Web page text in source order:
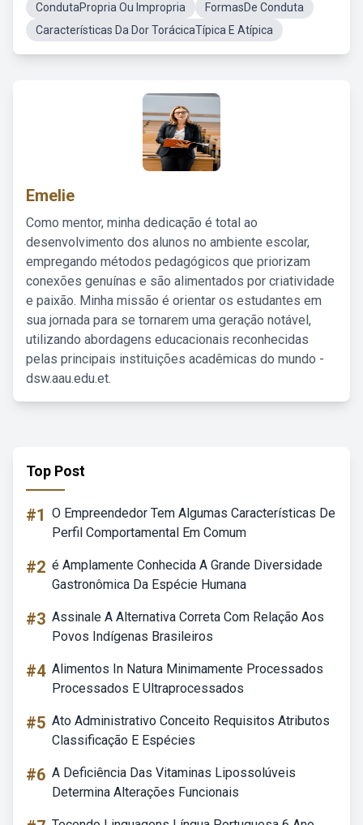
CondutaPropria Ou Impropria
FormasDe Conduta
Características Da Dor TorácicaTípica E Atípica
Emelie
Como mentor, minha dedicação é total ao
desenvolvimento dos alunos no ambiente escolar,
empregando métodos pedagógicos que priorizam
conexões genuínas e são alimentados por criatividade
e paixão. Minha missão é orientar os estudantes em
sua jornada para se tornarem uma geração notável,
utilizando abordagens educacionais reconhecidas
pelas principais instituições acadêmicas do mundo -
dsw.aau.edu.et.
Top Post
#1 O Empreendedor Tem Algumas Características De
Perfil Comportamental Em Comum
#2 é Amplamente Conhecida A Grande Diversidade
Gastronômica Da Espécie Humana
#3 Assinale A Alternativa Correta Com Relação Aos
Povos Indígenas Brasileiros
#4 Alimentos In Natura Minimamente Processados
Processados E Ultraprocessados
#5 Ato Administrativo Conceito Requisitos Atributos
Classificação E Espécies
#6 A Deficiência Das Vitaminas Lipossolúveis
Determina Alterações Funcionais